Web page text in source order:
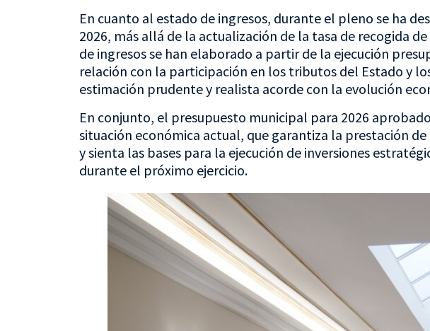
En cuanto al estado de ingresos, durante el pleno se ha
2026, más allá de la actualización de la tasa de recogida
de ingresos se han elaborado a partir de la ejecución
relación con la participación en los tributos del Estado y
estimación prudente y realista acorde con la evolución
En conjunto, el presupuesto municipal para 2026
situación económica actual, que garantiza la prestación
y sienta las bases para la ejecución de inversiones
durante el próximo ejercicio.